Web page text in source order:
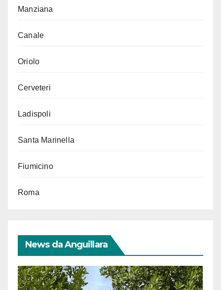
Manziana
Canale
Oriolo
Cerveteri
Ladispoli
Santa Marinella
Fiumicino
Roma
News da Anguillara